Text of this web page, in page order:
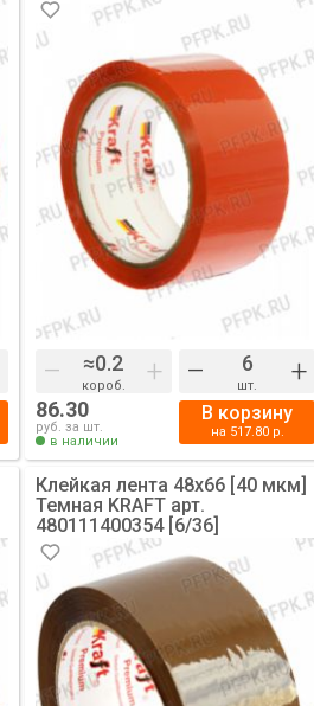
– короб. + – шт. +
86.30
руб. за шт.
в наличии
В корзину
на 517.80р.
Клейкая лента 48х66 [40 мкм]
Темная KRAFT арт.
480111400354 [6/36]